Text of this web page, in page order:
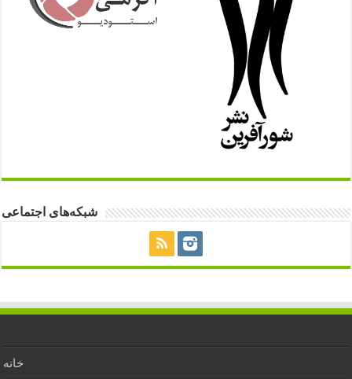
شبکه‌های اجتماعی
خانه